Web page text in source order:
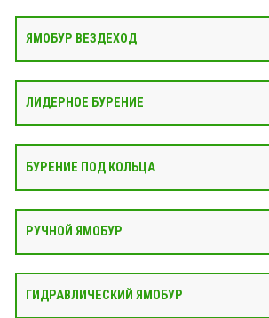
ЯМОБУР ВЕЗДЕХОД
ЛИДЕРНОЕ БУРЕНИЕ
БУРЕНИЕ ПОД КОЛЬЦА
РУЧНОЙ ЯМОБУР
ГИДРАВЛИЧЕСКИЙ ЯМОБУР